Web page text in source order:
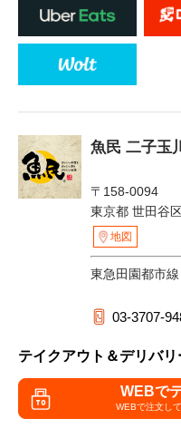
魚民 二子玉
〒158-0094
東京都 世田谷
地図
東急田園都市
03-3707-
テイクアウト＆デリバリ
WEBで
WEBで注文して